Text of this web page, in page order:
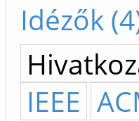
Idézők
IEEE